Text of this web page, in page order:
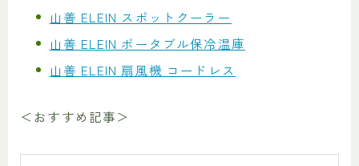
山善 ELEIN スポットクーラー
山善 ELEIN ポータブル保冷温庫
山善 ELEIN 扇風機 コードレス
＜おすすめ記事＞